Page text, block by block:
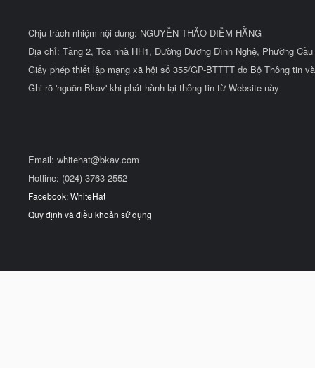
Chịu trách nhiệm nội dung: NGUYỄN THẢO DIỄM HẰNG
Địa chỉ: Tầng 2, Tòa nhà HH1, Đường Dương Đình Nghệ, Phường
Giấy phép thiết lập mạng xã hội số 355/GP-BTTTT do Bộ Thông tin
Ghi rõ 'nguồn Bkav' khi phát hành lại thông tin từ Website này
Email: whitehat@bkav.com
Hotline: (024) 3763 2552
Facebook: WhiteHat
Quy định và điều khoản sử dụng